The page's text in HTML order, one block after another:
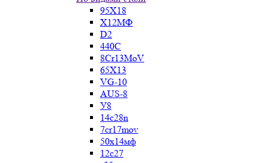
95Х18
Х12МФ
D2
440C
8Cr13MoV
65Х13
VG-10
AUS-8
У8
14c28n
7cr17mov
50х14мф
12c27